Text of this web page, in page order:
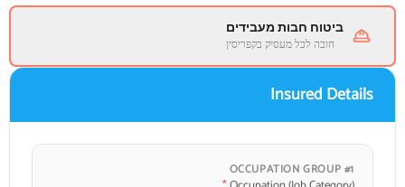
ביטוח חבות מעבידים
חובה לכל מעסיק בקפריסין
Insured Details
OCCUPATION GROUP #1